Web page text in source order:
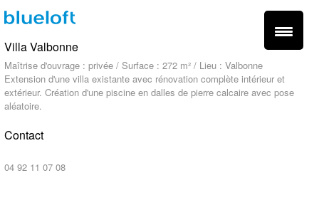
Villa Valbonne
Maîtrise d'ouvrage : privée / Surface : 272 m² / Lieu : Valbonne
Extension d'une villa existante avec rénovation complète intérieur et
extérieur. Création d'une piscine en dalles de pierre calcaire avec pose
aléatoire.
Contact
04 92 11 07 08